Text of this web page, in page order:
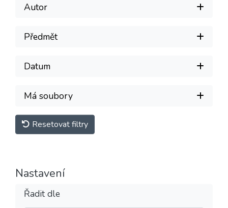
Autor
Předmět
Datum
Má soubory
Resetovat filtry
Nastavení
Řadit dle